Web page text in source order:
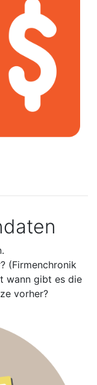
(Firmenchronik
wann gibt es die
vorher?